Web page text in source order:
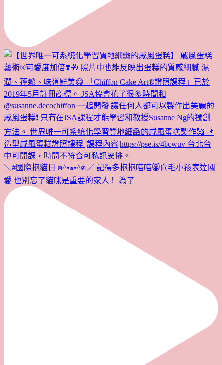
＼#國際抱貓日 ฅ^•ﻌ•^ฅ／ 記得多抱抱喵喵😸向毛小孩表達關
愛 也別忘了貓咪是重要的家人！ 為了